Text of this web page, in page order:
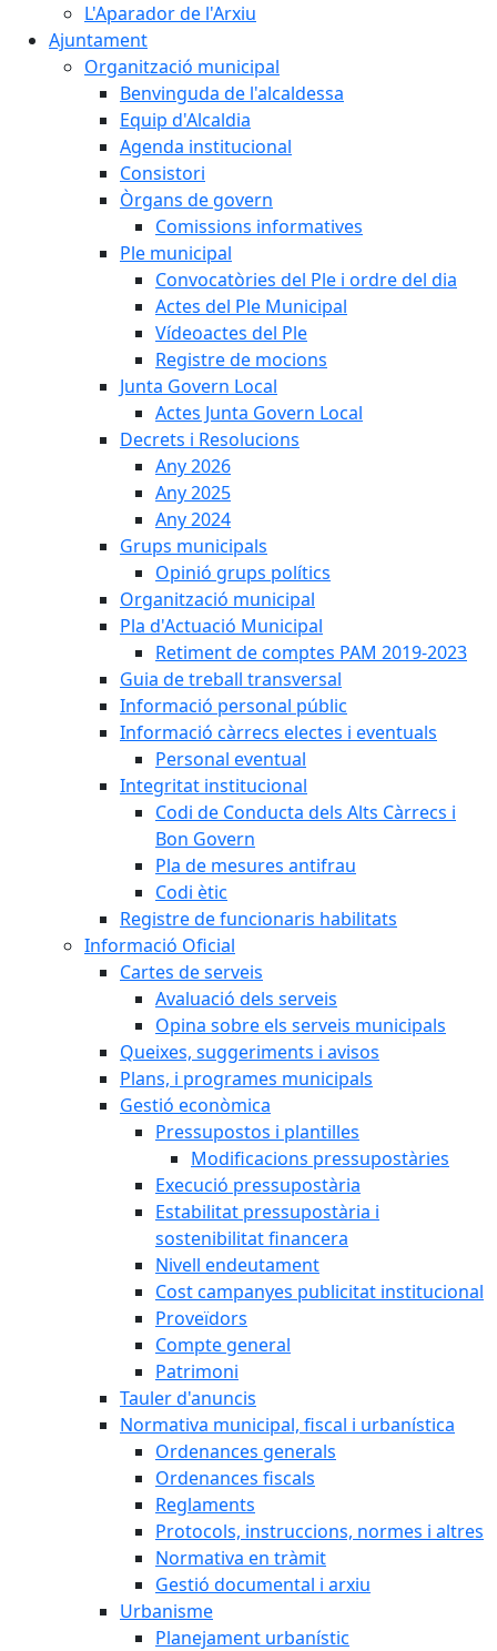
L'Aparador de l'Arxiu
Ajuntament
Organització municipal
Benvinguda de l'alcaldessa
Equip d'Alcaldia
Agenda institucional
Consistori
Òrgans de govern
Comissions informatives
Ple municipal
Convocatòries del Ple i ordre del dia
Actes del Ple Municipal
Vídeoactes del Ple
Registre de mocions
Junta Govern Local
Actes Junta Govern Local
Decrets i Resolucions
Any 2026
Any 2025
Any 2024
Grups municipals
Opinió grups polítics
Organització municipal
Pla d'Actuació Municipal
Retiment de comptes PAM 2019-2023
Guia de treball transversal
Informació personal públic
Informació càrrecs electes i eventuals
Personal eventual
Integritat institucional
Codi de Conducta dels Alts Càrrecs i
Bon Govern
Pla de mesures antifrau
Codi ètic
Registre de funcionaris habilitats
Informació Oficial
Cartes de serveis
Avaluació dels serveis
Opina sobre els serveis municipals
Queixes, suggeriments i avisos
Plans, i programes municipals
Gestió econòmica
Pressupostos i plantilles
Modificacions pressupostàries
Execució pressupostària
Estabilitat pressupostària i
sostenibilitat financera
Nivell endeutament
Cost campanyes publicitat institucional
Proveïdors
Compte general
Patrimoni
Tauler d'anuncis
Normativa municipal, fiscal i urbanística
Ordenances generals
Ordenances fiscals
Reglaments
Protocols, instruccions, normes i altres
Normativa en tràmit
Gestió documental i arxiu
Urbanisme
Planejament urbanístic